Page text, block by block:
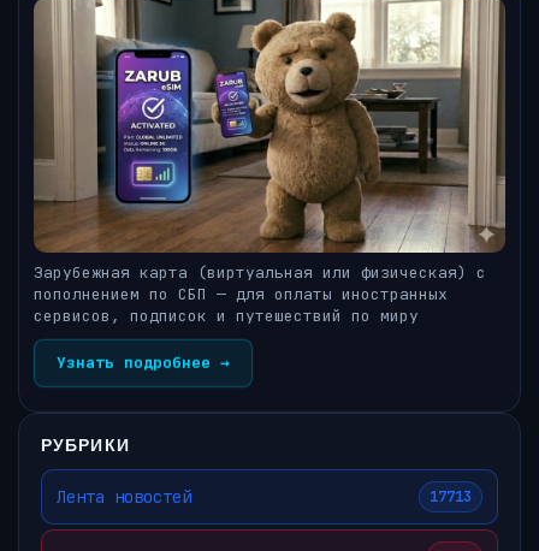
Зарубежная карта (виртуальная или физическая) с
пополнением по СБП — для оплаты иностранных
сервисов, подписок и путешествий по миру
Узнать подробнее →
РУБРИКИ
Лента новостей 17713